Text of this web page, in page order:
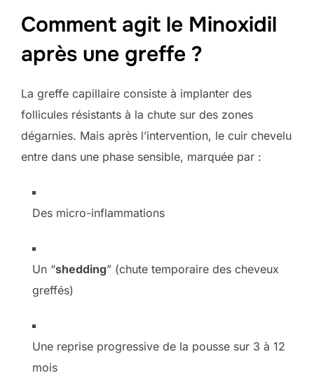
Comment agit le Minoxidil
après une greffe ?
La greffe capillaire consiste à implanter des
follicules résistants à la chute sur des zones
dégarnies. Mais après l’intervention, le cuir chevelu
entre dans une phase sensible, marquée par :
Des micro-inflammations
Un “shedding” (chute temporaire des cheveux
greffés)
Une reprise progressive de la pousse sur 3 à 12
mois